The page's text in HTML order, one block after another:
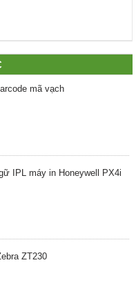
mã vạch
IPL máy in Honeywell PX4i
ZT230